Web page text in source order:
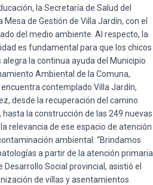
la Secretaría de Salud del
de Gestión de Villa Jardín, con el
del medio ambiente. Al respecto, la
es fundamental para que los chicos
la continua ayuda del Municipio
Ambiental de la Comuna,
contemplado Villa Jardín,
desde la recuperación del camino
la construcción de las 249 nuevas
relevancia de ese espacio de atención
ambiental: “Brindamos
a partir de la atención primaria
Social provincial, asistió el
de villas y asentamientos